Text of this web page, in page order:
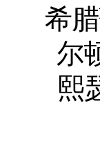
希
尔
熙